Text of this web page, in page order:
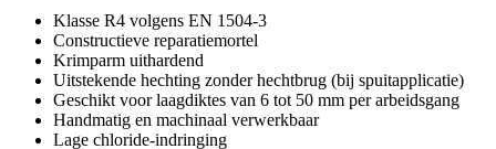
Klasse R4 volgens EN 1504-3
Constructieve reparatiemortel
Krimparm uithardend
Uitstekende hechting zonder hechtbrug (bij spuitapplicatie)
Geschikt voor laagdiktes van 6 tot 50 mm per arbeidsgang
Handmatig en machinaal verwerkbaar
Lage chloride-indringing